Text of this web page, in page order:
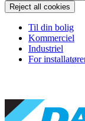
Reject all cookies
Til din bolig
Kommerciel
Industriel
For